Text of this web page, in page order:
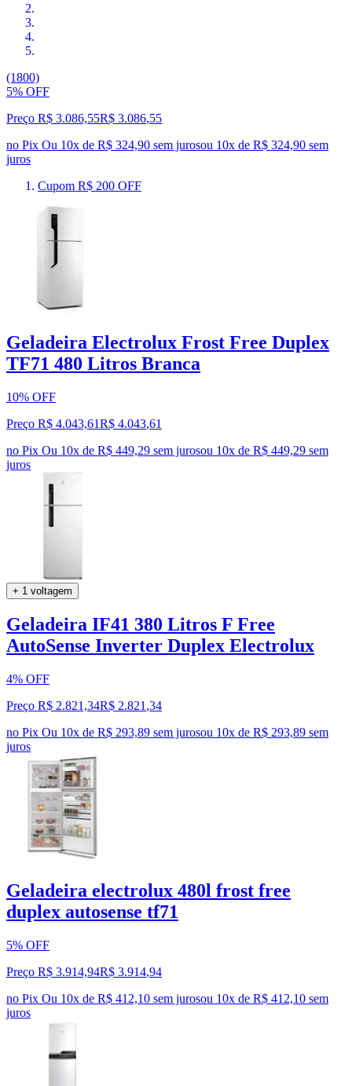
(1800)
5% OFF
Preço R$ 3.086,55R$ 3.086,55
no Pix Ou 10x de R$ 324,90 sem jurosou 10x de R$ 324,90 sem
juros
Cupom R$ 200 OFF
Geladeira Electrolux Frost Free Duplex
TF71 480 Litros Branca
10% OFF
Preço R$ 4.043,61R$ 4.043,61
no Pix Ou 10x de R$ 449,29 sem jurosou 10x de R$ 449,29 sem
juros
+ 1 voltagem
Geladeira IF41 380 Litros F Free
AutoSense Inverter Duplex Electrolux
4% OFF
Preço R$ 2.821,34R$ 2.821 ,34
no Pix Ou 10x de R$ 293,89 sem jurosou 10x de R$ 293,89 sem
juros
Geladeira electrolux 480l frost free
duplex autosense tf71
5% OFF
Preço R$ 3.914,94R$ 3.914,94
no Pix Ou 10x de R$ 412,10 sem jurosou 10x de R$ 412,10 sem
juros